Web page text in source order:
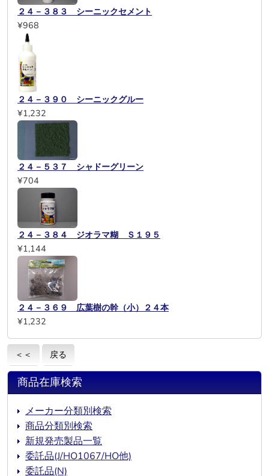
２４－３８３ シーニックセメント
¥968
２４－３９０ シーニックグルー
¥1,232
２４－５３７ シャドーグリーン
¥704
２４－３８４ ジオラマ糊 Ｓ１９５
¥1,144
２４－３６９ 広葉樹の幹（小）２４本
¥1,232
＜＜ 戻る
商品在庫検索
メーカー分類別検索
商品分類別検索
新規発売製品一覧
委託品(J/HO1067/HO他)
委託品(N)